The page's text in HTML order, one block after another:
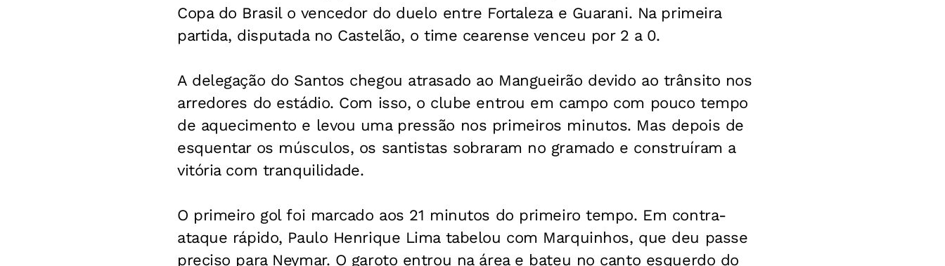
Copa do Brasil o vencedor do duelo entre Fortaleza e Guarani. Na primeira
partida, disputada no Castelão, o time cearense venceu por 2 a 0.
A delegação do Santos chegou atrasado ao Mangueirão devido ao trânsito nos
arredores do estádio. Com isso, o clube entrou em campo com pouco tempo
de aquecimento e levou uma pressão nos primeiros minutos. Mas depois de
esquentar os músculos, os santistas sobraram no gramado e construíram a
vitória com tranquilidade.
O primeiro gol foi marcado aos 21 minutos do primeiro tempo. Em contra-
ataque rápido, Paulo Henrique Lima tabelou com Marquinhos, que deu passe
preciso para Neymar. O garoto entrou na área e bateu no canto esquerdo do